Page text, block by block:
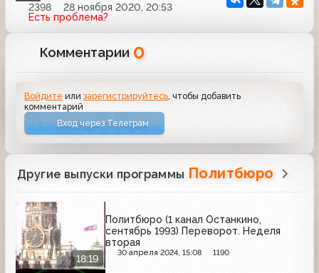
2398
28 ноября 2020, 20:53
Есть проблема?
Комментарии 0
Войдите илизарегистрируйтесь , чтобы добавить
комментарий
Вход через Телеграм
Другие выпуски программы Политбюро
18:19
Политбюро (1 канал Останкино,
сентябрь 1993) Переворот. Неделя
вторая
30 апреля 2024, 15:08 1190